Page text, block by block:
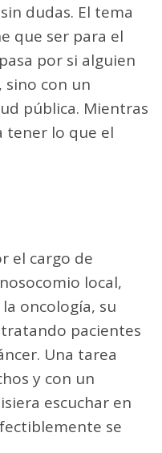
dudas. El tema
que ser para el
por si alguien
con un
pública. Mientras
tener lo que el
el cargo de
local,
oncología, su
pacientes
Una tarea
y con un
escuchar en
se